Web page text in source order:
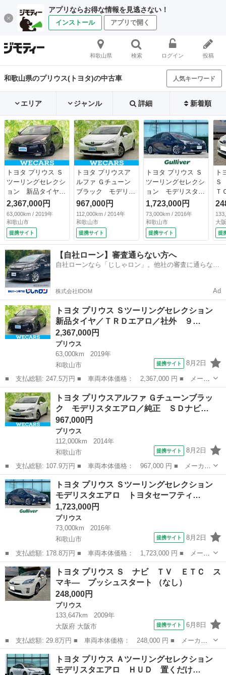
アプリならお得な情報を見逃さない！
インストール アプリで開く
和歌山県 検索 ログイン 投稿
和歌山県のプリウス(トヨタ)の中古車 人気キーワード
エリア ジャンル 詳細 新着順
トヨタ プリウス Ｓ
ツーリングセレクシ
ョン 新品タイヤ／
ＴＲＤエアロ／社
外 ９インチ ＳＤ
ナビ／トヨタセーフ
ティセンス／シート
ヒーター 前席／車
線逸脱防止支援シス
テム／シート 合皮
／ドライブレコーダ
ー 純正／ヘッドラ
ンプ ＬＥＤ （検
2,367,000円
63,000km / 2019年
和歌山市
提携サイト
トヨタ プリウスア
ルファ Ｇチューン
ブラック モデリス
タエアロ／純正 Ｓ
Ｄナビ／ドライブレ
コーダー 前後／ヘ
ッドランプ ＬＥＤ
／Ｂｌｕｅｔｏｏｔ
ｈ接続／ＥＴＣ／Ｅ
ＢＤ付ＡＢＳ／横滑
り防止装置／アイド
ルーズコントロール
967,000円
112,000km / 2014年
和歌山市
提携サイト
トヨタ プリウス Ｓ
ツーリングセレクシ
ョン モデリスタエ
アロ トヨタセーフ
ティセンス レーダ
ークルーズコントロ
ール レザーシー
ト 前席シートヒー
ター 革巻きステア
リング ＬＥＤヘッ
ドライト オートラ
1,723,000円
73,000km / 2016年
和歌山市
提携サイト
ト
ッ
（
大
提
【自社ローン】審査通らない方へ
自社ローンなら「じしゃロン」。他社の審査に通らなか
株式会社IDOM Ad
トヨタ プリウス Ｓツーリングセレクション
新品タイヤ／ＴＲＤエアロ／社外 ９…
2,367,000円
プリウス
63,000km
2019年
和歌山市
提携サイト 8月2日
■ 支払総額: 247.5万円 ■ 車両本体価格： 2,367,000 円 ■ メーカ
ー名： トヨタ ■ 車種名： プリウス ■ グレード名： Ｓツーリ
ングセレクション 新品タイヤ／ＴＲＤエアロ／社外 ９インチ Ｓ
Ｄナビ／...
和歌山 和歌山市 プリウス
トヨタ プリウスアルファ Ｇチューンブラッ
ク モデリスタエアロ／純正 ＳＤナビ…
967,000円
プリウス
112,000km
2014年
和歌山市
提携サイト 8月2日
■ 支払総額: 107.9万円 ■ 車両本体価格： 967,000 円 ■ メーカー
名： トヨタ ■ 車種名： プリウスアルファ ■ グレード名： Ｇ
チューンブラック モデリスタエアロ／純正 ＳＤナビ／ドライブレ
コーダー ...
和歌山 和歌山市 プリウス
トヨタ プリウス Ｓツーリングセレクション
モデリスタエアロ トヨタセーフティ…
1,723,000円
プリウス
73,000km
2016年
和歌山市
提携サイト 8月2日
■ 支払総額: 178.8万円 ■ 車両本体価格： 1,723,000 円 ■ メーカ
ー名： トヨタ ■ 車種名： プリウス ■ グレード名： Ｓツーリ
ングセレクション モデリスタエアロ トヨタセーフティセンス レ
ーダーク...
和歌山 和歌山市 プリウス
トヨタ プリウス Ｓ ナビ ＴＶ ＥＴＣ ス
マキ― プッシュスタート （なし）
248,000円
プリウス
133,647km
2009年
大阪府 大阪市
提携サイト 6月8日
■ 支払総額: 29.8万円 ■ 車両本体価格： 248,000 円 ■ メーカー
名： トヨタ ■ 車種名： プリウス ■ グレード名： Ｓ ナビ
ＴＶ ＥＴＣ スマキ― プッシュスタート ■ 排気量： 1800cc
■ ...
大阪 大阪市 プリウス
トヨタ プリウス Ａツーリングセレクション
モデリスタエアロ ＨＵＤ 置くだけ…